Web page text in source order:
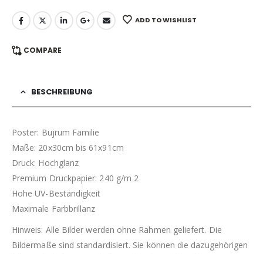
ADD TO WISHLIST
COMPARE
BESCHREIBUNG
Poster: Bujrum Familie
Maße: 20x30cm bis 61x91cm
Druck: Hochglanz
Premium Druckpapier: 240 g/m 2
Hohe UV-Beständigkeit
Maximale Farbbrillanz
Hinweis: Alle Bilder werden ohne Rahmen geliefert. Die
Bildermaße sind standardisiert. Sie können die dazugehörigen